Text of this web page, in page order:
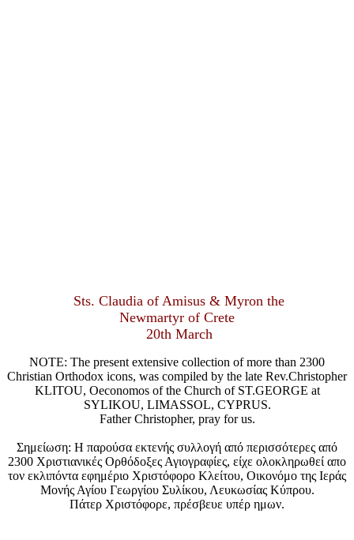
Sts. Claudia of Amisus & Myron the
Newmartyr of Crete
20th March
NOTE: The present extensive collection of more than 2300
Christian Orthodox icons, was compiled by the late Rev.Christopher
KLITOU, Oeconomos of the Church of ST.GEORGE at
SYLIKOU, LIMASSOL, CYPRUS.
Father Christopher, pray for us.
Σημείωση: Η παρούσα εκτενής συλλογή από περισσότερες από
2300 Χριστιανικές Ορθόδοξες Αγιογραφίες, είχε ολοκληρωθεί απο
τον εκλιπόντα εφημέριο Χριστόφορο Κλείτου, Οικονόμο της Ιεράς
Μονής Αγίου Γεωργίου Συλίκου, Λευκωσίας Κύπρου.
Πάτερ Χριστόφορε, πρέσβευε υπέρ ημων.